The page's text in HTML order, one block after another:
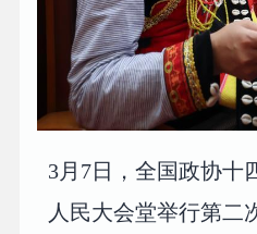
3月7日，全国政协十
人民大会堂举行第二